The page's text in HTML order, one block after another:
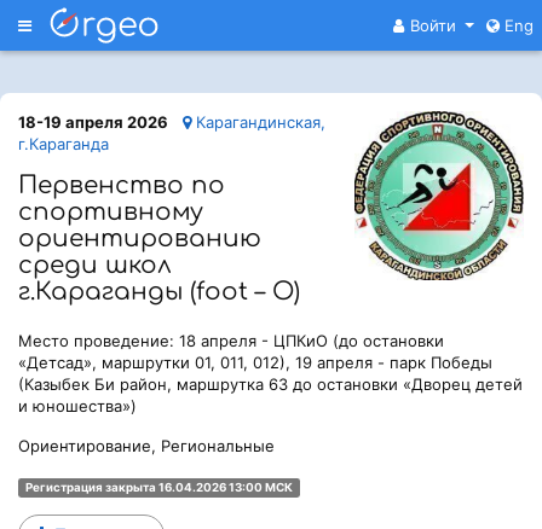
Меню Войти Eng
18-19 апреля 2026
Карагандинская,
г.Караганда
Первенство по
спортивному
ориентированию
среди школ
г.Караганды (foot – O)
Место проведение: 18 апреля - ЦПКиО (до остановки
«Детсад», маршрутки 01, 011, 012), 19 апреля - парк Победы
(Казыбек Би район, маршрутка 63 до остановки «Дворец детей
и юношества»)
Ориентирование, Региональные
Регистрация закрыта 16.04.2026 13:00 МСК